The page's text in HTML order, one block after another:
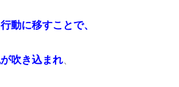
動に移すことで、
き込まれ